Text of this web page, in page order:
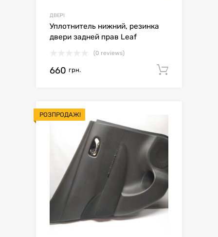
ДВЕРІ
Уплотнитель нижний, резинка
двери задней прав Leaf
(0 reviews)
660 грн.
РОЗПРОДАЖ!